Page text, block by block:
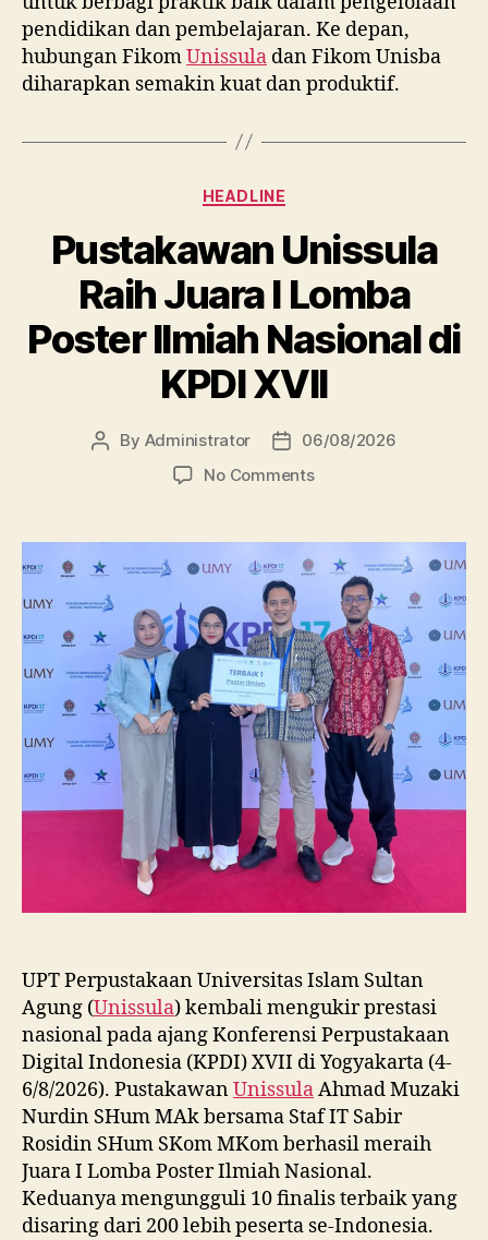
pendidikan dan pembelajaran. Ke depan,
hubungan FikomUnissula dan Fikom Unisba
diharapkan semakin kuat dan produktif.
Categories
HEADLINE
Pustakawan Unissula
Raih Juara I Lomba
Poster Ilmiah Nasional di
KPDI XVII
Post
By Administrator
Post
date
06/08/2026
No Commentson
Raih
Juara
Lomba
Poster
Ilmiah
Nasional
di
KPDI
XVII
UPT Perpustakaan Universitas Islam Sultan
Agung (Unissula) kembali mengukir prestasi
nasional pada ajang Konferensi Perpustakaan
Digital Indonesia (KPDI) XVII di Yogyakarta (4-
6/8/2026). PustakawanUnissulaAhmad Muzaki
Nurdin SHum MAk bersama Staf IT Sabir
Rosidin SHum SKom MKom berhasil meraih
Juara I Lomba Poster Ilmiah Nasional.
Keduanya mengungguli 10 finalis terbaik yang
disaring dari 200 lebih peserta se-Indonesia.